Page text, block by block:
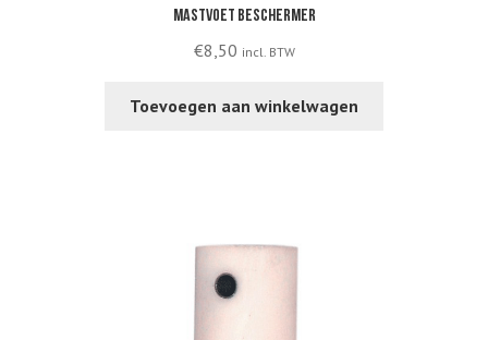
Mastvoet beschermer
€8,50 incl. BTW
Toevoegen aan winkelwagen